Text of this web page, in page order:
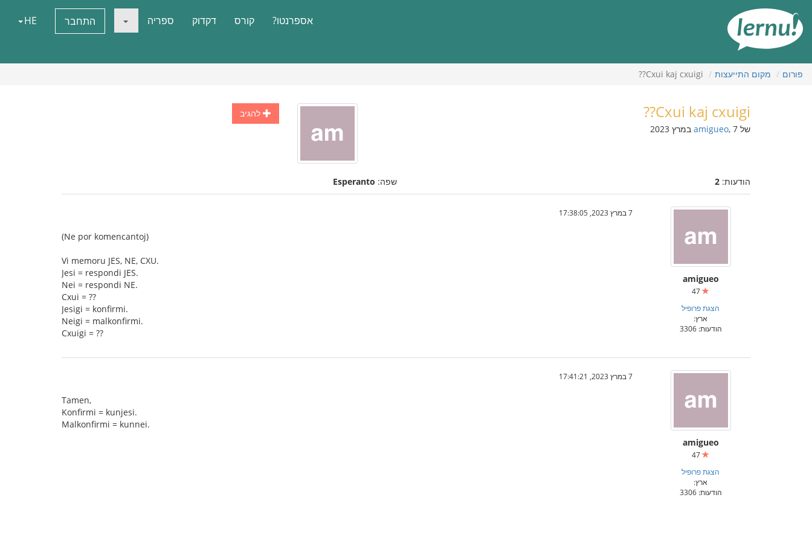
העניינים
אספרנטו? קורס דקדוק ספריה התחבר HE
פורום מקום התייעצות Cxui kaj cxuigi??
להגיב Cxui kaj cxuigi??
של amigueo, 7 במרץ 2023
הודעות: 2 שפה: Esperanto
amigueo
הצגת פרופיל
ארץ:
הודעות: 3306
7 במרץ 2023, 17:38:05
(Ne por komencantoj)
Vi memoru JES, NE, CXU.
Jesi = respondi JES.
Nei = respondi NE.
Cxui = ??
Jesigi = konfirmi.
Neigi = malkonfirmi.
Cxuigi = ??
amigueo
הצגת פרופיל
ארץ:
הודעות: 3306
7 במרץ 2023, 17:41:21
Tamen,
Konfirmi = kunjesi.
Malkonfirmi = kunnei.